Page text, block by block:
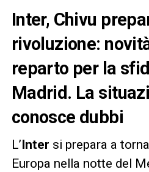
Inter, Chivu
rivoluzione:
reparto per la
Madrid. La
conosce dubbi
L’ Inter si prepara a
Europa nella notte del